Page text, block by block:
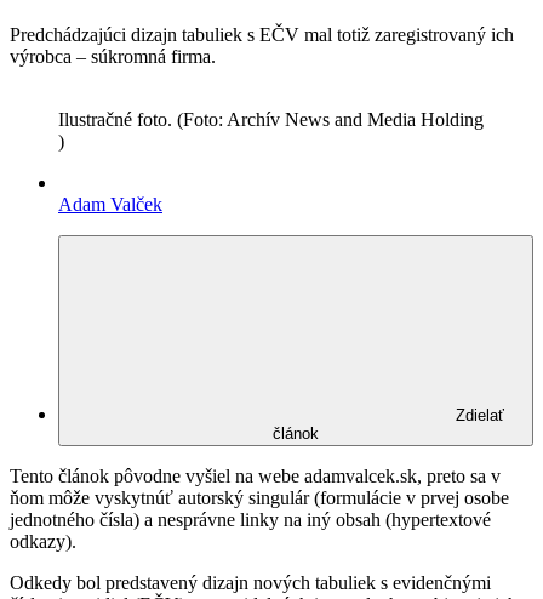
Predchádzajúci dizajn tabuliek s EČV mal totiž zaregistrovaný ich
výrobca – súkromná firma.
Ilustračné foto. (Foto: Archív News and Media Holding
)
Adam Valček
Zdielať
článok
Tento článok pôvodne vyšiel na webe adamvalcek.sk, preto sa v
ňom môže vyskytnúť autorský singulár (formulácie v prvej osobe
jednotného čísla) a nesprávne linky na iný obsah (hypertextové
odkazy).
Odkedy bol predstavený dizajn nových tabuliek s evidenčnými